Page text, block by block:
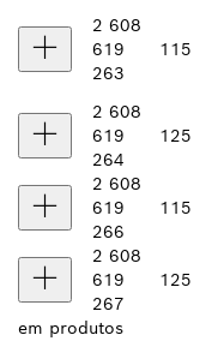
2 608
619
263
115
2 608
619
264
125
2 608
619
266
115
2 608
619
267
125
em produtos